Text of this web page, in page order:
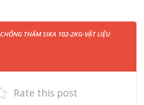
CHỐNG THẤM SIKA 102-2KG-VẬT LIỆU
Rate this post